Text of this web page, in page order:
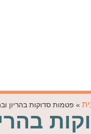
» פטמות סדוקות בהריון